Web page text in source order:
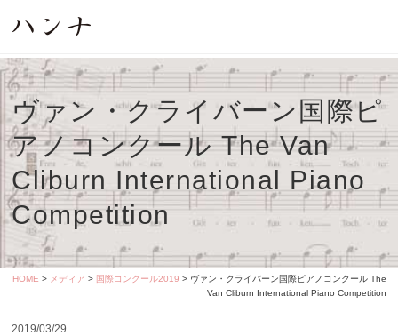
ヴァン・クライバーン国際ピ
アノコンクール The Van
Cliburn International Piano
Competition
HOME > メディア > 国際コンクール2019 > ヴァン・クライバーン国際ピアノコンクール The
Van Cliburn International Piano Competition
2019/03/29